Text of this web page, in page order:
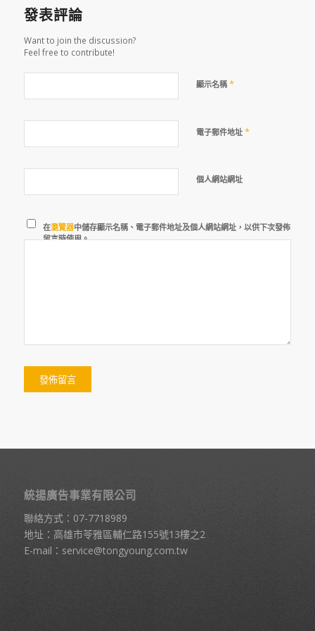
發表評論
Want to join the discussion?
Feel free to contribute!
顯示名稱 *
電子郵件地址 *
個人網站網址
在瀏覽器中儲存顯示名稱、電子郵件地址及個人網站網址，以供下次發佈
留言時使用。
統揚廣告事業有限公司
聯絡方式： 07-7718989
地址：高雄市苓雅區輔仁路155號13樓之2
E-mail： service@tongyoung.com.tw